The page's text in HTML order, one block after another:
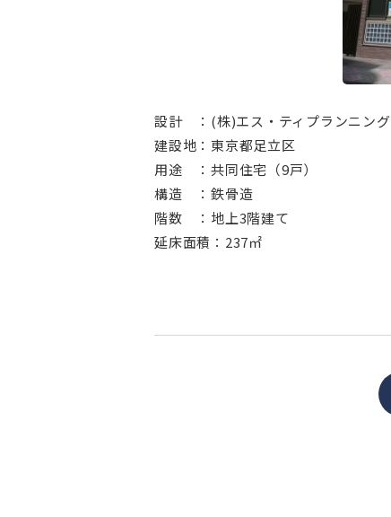
設計 ：(株)エス・ティプランニング
建設地：東京都足立区
用途 ：共同住宅（9戸）
構造 ：鉄骨造
階数 ：地上3階建て
延床面積：237㎡